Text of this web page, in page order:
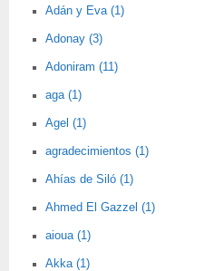
Adán y Eva (1)
Adonay (3)
Adoniram (11)
aga (1)
Agel (1)
agradecimientos (1)
Ahías de Siló (1)
Ahmed El Gazzel (1)
aioua (1)
Akka (1)